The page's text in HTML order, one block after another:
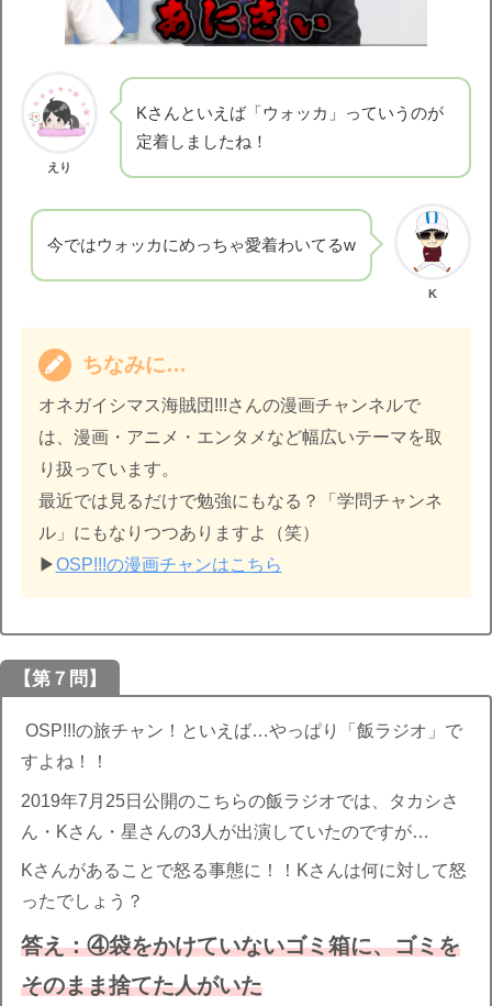
えり
Kさんといえば「ウォッカ」っていうのが
定着しましたね！
K
今ではウォッカにめっちゃ愛着わいてるw
ちなみに…
オネガイシマス海賊団!!!さんの漫画チャンネルで
は、漫画・アニメ・エンタメなど幅広いテーマを取
り扱っています。
最近では見るだけで勉強にもなる？「学問チャンネ
ル」にもなりつつありますよ（笑）
▶︎OSP!!!の漫画チャンはこちら
【第７問】
OSP!!!の旅チャン！といえば…やっぱり「飯ラジオ」で
すよね！！
2019年7月25日公開のこちらの飯ラジオでは、タカシさ
ん・Kさん・星さんの3人が出演していたのですが…
Kさんがあることで怒る事態に！！Kさんは何に対して怒
ったでしょう？
答え：④袋をかけていないゴミ箱に、ゴミを
そのまま捨てた人がいた